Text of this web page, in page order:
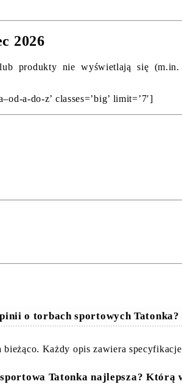
2026
produkty nie wyświetlają się
a-do-z’ classes=’big’ limit=’7′]
o torbach sportowych Tatonka?
Każdy opis zawiera
Tatonka najlepsza? Którą